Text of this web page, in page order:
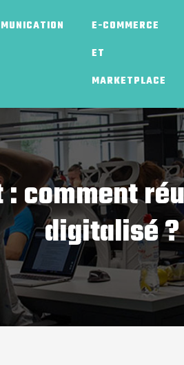
E-COMMERCE
ET
MARKETPLACE
comment
digitalisé ?